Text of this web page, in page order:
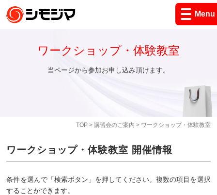
Menu
TOP> 講習会のご案内 > ワークショップ・体験教室
ワークショップ・体験教室
当ページから参加お申し込み頂けます。
ワークショップ・体験教室 開催情報
条件を選んで「検索ボタン」を押してください。複数の項目を選択
することができます。